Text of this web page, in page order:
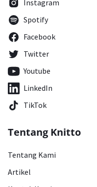
Instagram
Spotify
Facebook
Twitter
Youtube
LinkedIn
TikTok
Tentang Knitto
Tentang Kami
Artikel